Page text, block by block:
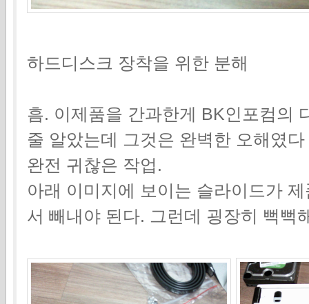
하드디스크 장착을 위한 분해
흠. 이제품을 간과한게 BK인포컴의
줄 알았는데 그것은 완벽한 오해였
완전 귀찮은 작업.
아래 이미지에 보이는 슬라이드가
서 빼내야 된다. 그런데 굉장히 뻑뻑